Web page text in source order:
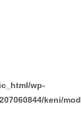
wp-
keni/mod